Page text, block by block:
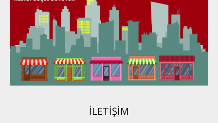
Karadeniz Perder
Konya PERDER
Van PERDER
BEYPER
İLETİŞİM